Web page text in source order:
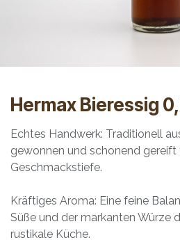
Hermax Bieressig
Echtes Handwerk: Traditionell
gewonnen und schonend
Geschmackstiefe.
Kräftiges Aroma: Eine feine
Süße und der markanten Würze
rustikale Küche.